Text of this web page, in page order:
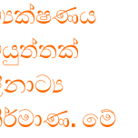
මේ